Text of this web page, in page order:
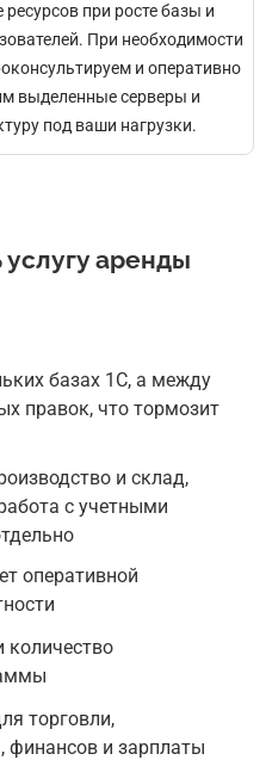
ресурсов при росте базы и
При необходимости
и оперативно
выделенные серверы и
под ваши нагрузки.
услугу аренды
базах 1С, а между
правок, что тормозит
и склад,
с учетными
оперативной
количество
торговли,
финансов и зарплаты